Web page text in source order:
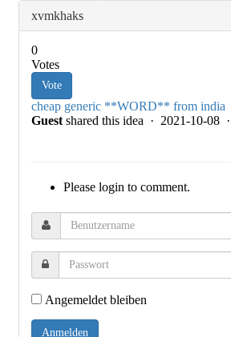
xvmkhaks
0
Votes
Vote
cheap generic **WORD** from india
Guest shared this idea · 2021-10-08 ·
Please login to comment.
Angemeldet bleiben